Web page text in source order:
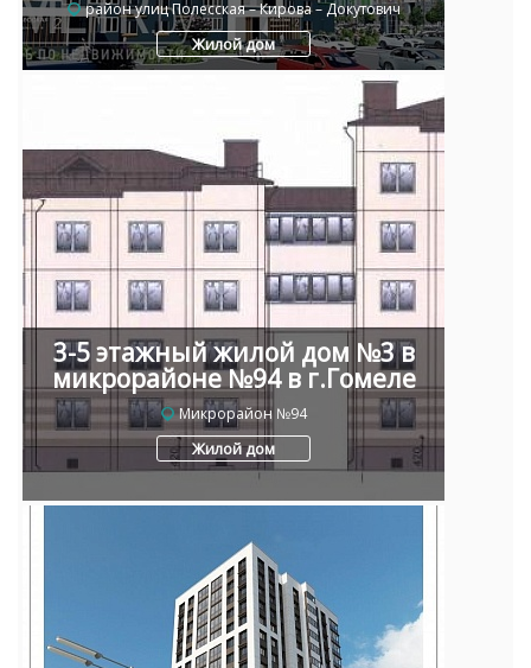
район улиц Полесская – Кирова – Докутович
Жилой дом
3-5 этажный жилой дом №3 в
микрорайоне №94 в г.Гомеле
Микрорайон №94
Жилой дом